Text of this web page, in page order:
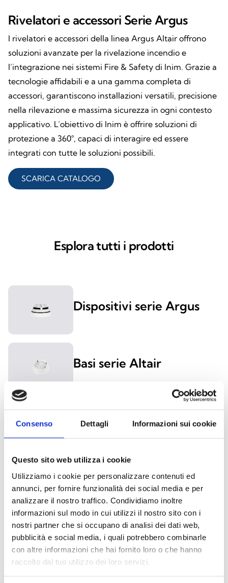
Consenso Dettagli Informazioni sui cookie
Questo sito web utilizza i cookie
Utilizziamo i cookie per personalizzare contenuti ed
annunci, per fornire funzionalità dei social media e per
analizzare il nostro traffico. Condividiamo inoltre
informazioni sul modo in cui utilizzi il nostro sito con i
nostri partner che si occupano di analisi dei dati web,
pubblicità e social media, i quali potrebbero combinarle
con altre informazioni che hai fornito loro o che hanno
raccolto dal tuo utilizzo dei loro servizi.
Rivelatori e accessori Serie Argus
I rivelatori e accessori della linea Argus Altair offrono
soluzioni avanzate per la rivelazione incendio e
l’integrazione nei sistemi Fire & Safety di Inim. Grazie a
tecnologie affidabili e a una gamma completa di
accessori, garantiscono installazioni versatili, precisione
nella rilevazione e massima sicurezza in ogni contesto
applicativo. L’obiettivo di Inim è offrire soluzioni di
protezione a 360°, capaci di interagire ed essere
integrati con tutte le soluzioni possibili.
SCARICA CATALOGO
Esplora tutti i prodotti
Dispositivi serie Argus
Basi serie Altair
ALPU1000
Interessato a questo prodotto?
Richiedi
maggiori
informazioni
Trova un
distributore
Inim